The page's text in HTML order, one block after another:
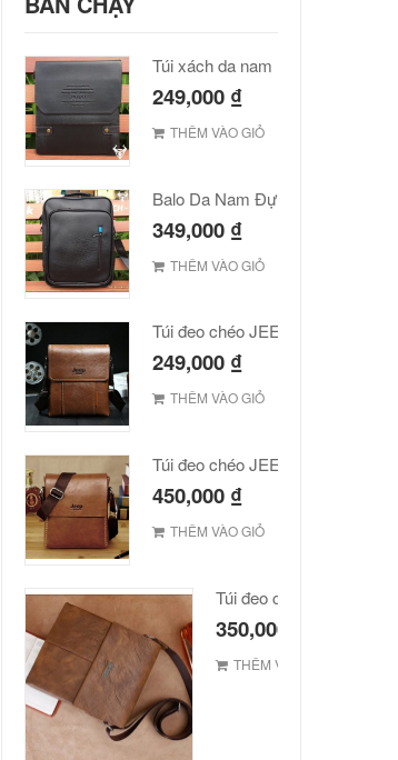
249,000 ₫
THÊM VÀO GIỎ
Balo Da Nam Đựng Laptop Đẹp Giá Rẻ
349,000 ₫
THÊM VÀO GIỎ
249,000 ₫
THÊM VÀO GIỎ
450,000 ₫
THÊM VÀO GIỎ
Túi đeo chéo Jeep giá
350,000
THÊM VÀO GIỎ